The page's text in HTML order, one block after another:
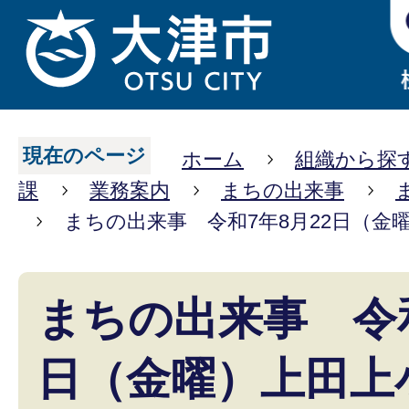
現在のページ ホーム
組織から探
課
業務案内 まちの出来事
まちの出来事 令和7年8月22日（金
まちの出来事 令
日（金曜）上田